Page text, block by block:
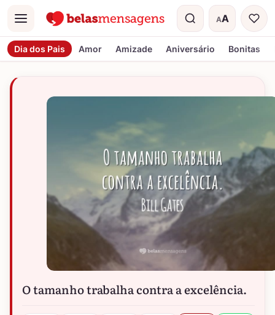
Menu AA
Tamanho do
Dia dos Pais Amor Amizade Aniversário Bonitas
O tamanho trabalha contra a excelência.